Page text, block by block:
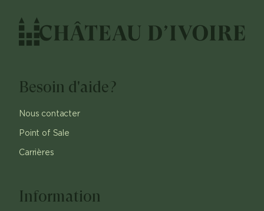
Besoin d'aide?
Nous contacter
Point of Sale
Carrières
Information